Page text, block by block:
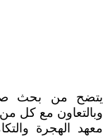
يتضح من بحث
وبالتعاون مع كل
معهد الهجرة